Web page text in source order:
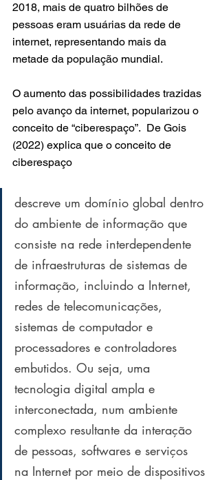
2018, mais de quatro bilhões de
pessoas eram usuárias da rede de
internet, representando mais da
metade da população mundial.
O aumento das possibilidades trazidas
pelo avanço da internet, popularizou o
conceito de “ciberespaço”.  De Gois
(2022) explica que o conceito de
ciberespaço
descreve um domínio global dentro
do ambiente de informação que
consiste na rede interdependente
de infraestruturas de sistemas de
informação, incluindo a Internet,
redes de telecomunicações,
sistemas de computador e
processadores e controladores
embutidos. Ou seja, uma
tecnologia digital ampla e
interconectada, num ambiente
complexo resultante da interação
de pessoas, softwares e serviços
na Internet por meio de dispositivos